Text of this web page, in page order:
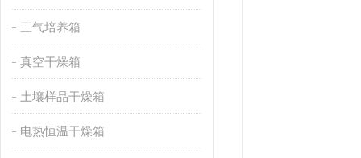
三气培养箱
真空干燥箱
土壤样品干燥箱
电热恒温干燥箱